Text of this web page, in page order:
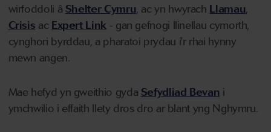
wirfoddoli â Shelter Cymru, ac yn hwyrach Llamau,
Crisis ac Expert Link- gan gefnogi llinellau cymorth,
cynghori byrddau, a pharatoi prydau i'r rhai hynny
mewn angen.
Mae hefyd yn gweithio gyda Sefydliad Bevan i
ymchwilio i effaith llety dros dro ar blant yng Nghymru.